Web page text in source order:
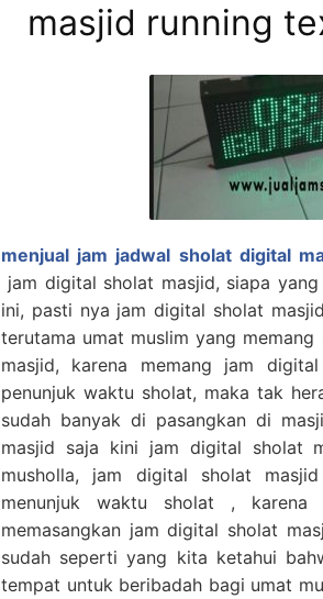
masjid running
menjual jam jadwal sholat digital
jam digital sholat masjid, siapa
ini, pasti nya jam digital sholat
terutama umat muslim yang
masjid, karena memang jam
penunjuk waktu sholat, maka tak
sudah banyak di pasangkan di
masjid saja kini jam digital sholat
musholla, jam digital sholat
menunjuk waktu sholat ,
memasangkan jam digital sholat
sudah seperti yang kita ketahui
tempat untuk beribadah bagi umat